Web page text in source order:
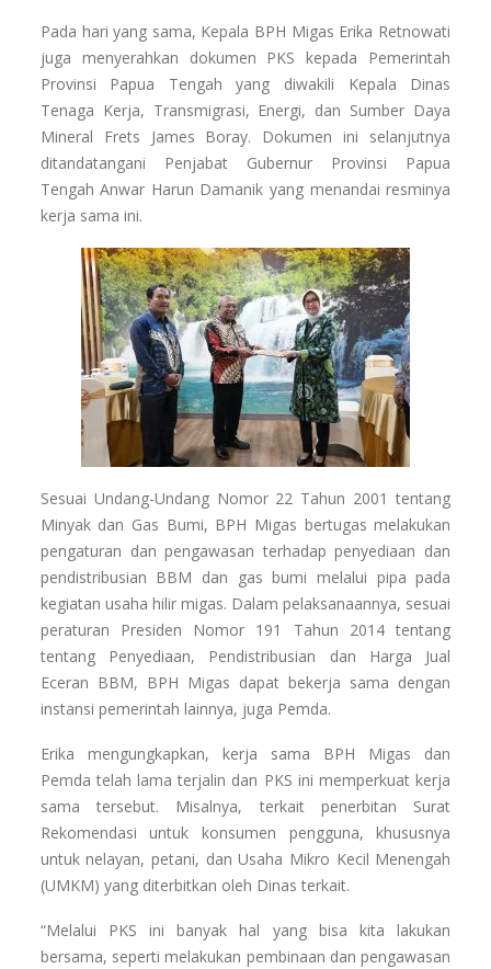
Pada hari yang sama, Kepala BPH Migas Erika Retnowati
juga menyerahkan dokumen PKS kepada Pemerintah
Provinsi Papua Tengah yang diwakili Kepala Dinas
Tenaga Kerja, Transmigrasi, Energi, dan Sumber Daya
Mineral Frets James Boray. Dokumen ini selanjutnya
ditandatangani Penjabat Gubernur Provinsi Papua
Tengah Anwar Harun Damanik yang menandai resminya
kerja sama ini.
Sesuai Undang-Undang Nomor 22 Tahun 2001 tentang
Minyak dan Gas Bumi, BPH Migas bertugas melakukan
pengaturan dan pengawasan terhadap penyediaan dan
pendistribusian BBM dan gas bumi melalui pipa pada
kegiatan usaha hilir migas. Dalam pelaksanaannya, sesuai
peraturan Presiden Nomor 191 Tahun 2014 tentang
tentang Penyediaan, Pendistribusian dan Harga Jual
Eceran BBM, BPH Migas dapat bekerja sama dengan
instansi pemerintah lainnya, juga Pemda.
Erika mengungkapkan, kerja sama BPH Migas dan
Pemda telah lama terjalin dan PKS ini memperkuat kerja
sama tersebut. Misalnya, terkait penerbitan Surat
Rekomendasi untuk konsumen pengguna, khususnya
untuk nelayan, petani, dan Usaha Mikro Kecil Menengah
(UMKM) yang diterbitkan oleh Dinas terkait.
“Melalui PKS ini banyak hal yang bisa kita lakukan
bersama, seperti melakukan pembinaan dan pengawasan